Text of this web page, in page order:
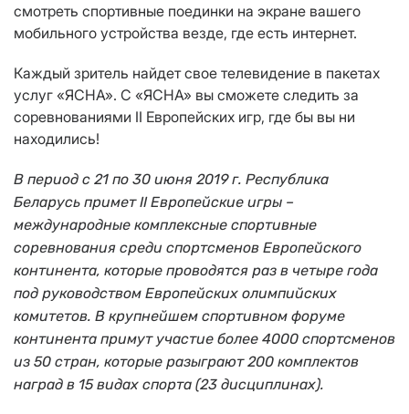
смотреть спортивные поединки на экране вашего
мобильного устройства везде, где есть интернет.
Каждый зритель найдет свое телевидение в пакетах
услуг «ЯСНА». С «ЯСНА» вы сможете следить за
соревнованиями II Европейских игр, где бы вы ни
находились!
В период с 21 по 30 июня 2019 г. Республика
Беларусь примет II Европейские игры –
международные комплексные спортивные
соревнования среди спортсменов Европейского
континента, которые проводятся раз в четыре года
под руководством Европейских олимпийских
комитетов. В крупнейшем спортивном форуме
континента примут участие более 4000 спортсменов
из 50 стран, которые разыграют 200 комплектов
наград в 15 видах спорта (23 дисциплинах).